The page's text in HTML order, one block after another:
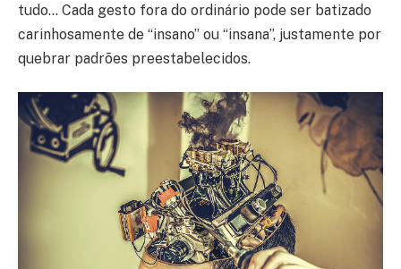
tudo… Cada gesto fora do ordinário pode ser batizado
carinhosamente de “insano” ou “insana”, justamente por
quebrar padrões preestabelecidos.